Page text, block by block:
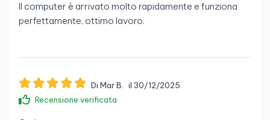
Il computer è arrivato molto rapidamente e funziona
perfettamente, ottimo lavoro.
Di Mar B.
il 30/12/2025
Recensione verificata